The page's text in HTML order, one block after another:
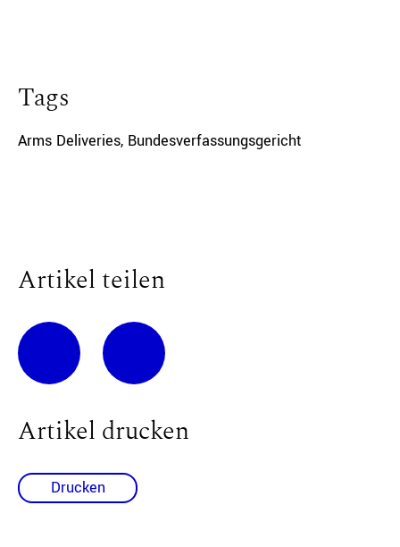
Tags
Arms Deliveries, Bundesverfassungsgericht
Artikel teilen
Artikel drucken
Drucken